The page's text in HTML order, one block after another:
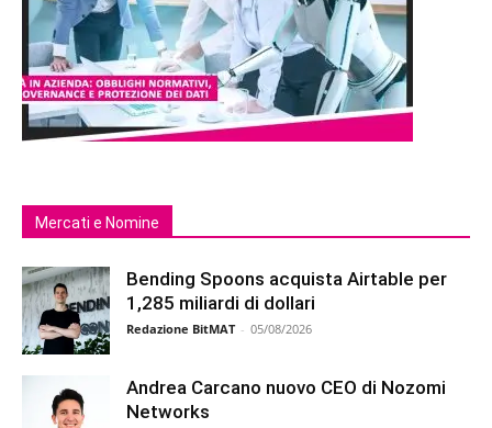
Mercati e Nomine
Bending Spoons acquista Airtable per
1,285 miliardi di dollari
Redazione BitMAT - 05/08/2026
Andrea Carcano nuovo CEO di Nozomi
Networks